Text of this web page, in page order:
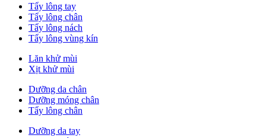
Tẩy lông tay
Tẩy lông chân
Tẩy lông nách
Tẩy lông vùng kín
Lăn khử mùi
Xịt khử mùi
Dưỡng da chân
Dưỡng móng chân
Tẩy lông chân
Dưỡng da tay